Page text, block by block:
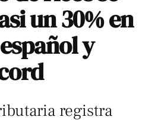
un 30% en
y
registra